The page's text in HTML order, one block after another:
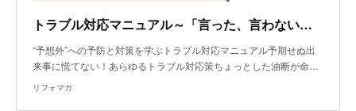
トラブル対応マニュアル～「言った、言わない」によるトラブル
“予想外”への予防と対策を学ぶトラブル対応マニュアル予期せぬ出
来事に慌てない！あらゆるトラブル対応策ちょっとした油断が命…
リフォマガ